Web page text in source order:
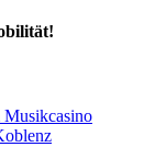
Musikcasino